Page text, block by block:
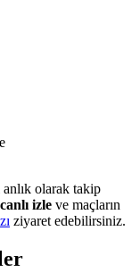
olarak takip
canlı izle ve maçların
ziyaret edebilirsiniz.